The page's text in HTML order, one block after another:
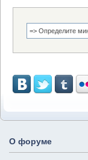
О форуме